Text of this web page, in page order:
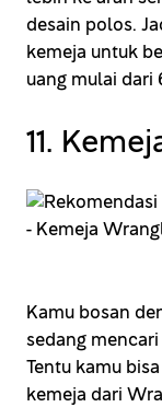
desain polos.
kemeja untuk
uang mulai dari
11.
Kamu bosan
sedang
Tentu kamu
kemeja dari